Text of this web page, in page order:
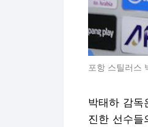
포항 스틸러스
박태하 감독
진한 선수들